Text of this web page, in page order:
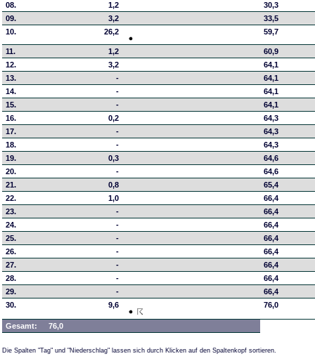
08.
1,2
30,3
09.
3,2
33,5
10.
26,2 59,7
11. 1,2
60,9
12.
3,2
64,1
13.
-
64,1
14.
-
64,1
15.
-
64,1
16.
0,2
64,3
17.
-
64,3
18.
-
64,3
19.
0,3
64,6
20.
-
64,6
21.
0,8
65,4
22.
1,0
66,4
23.
-
66,4
24.
-
66,4
25.
-
66,4
26.
-
66,4
27.
-
66,4
28.
-
66,4
29.
-
66,4
30.
9,6 76,0
Gesamt: 76,0
Die Spalten "Tag" und "Niederschlag" lassen sich durch Klicken auf den Spaltenkopf sortieren.